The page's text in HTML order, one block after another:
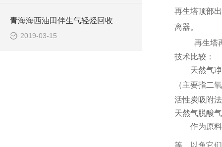
青海海西油田伴生气轻烃回收
2019-03-15
再生塔顶部
离器。
再生塔
技术比较：
天然气
（主要指二
活性炭吸附
天然气脱酸
作为原
等，以免它